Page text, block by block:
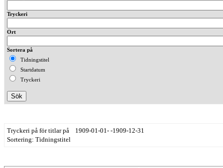
Tryckeri
Ort
Sortera på
Tidningstitel
Startdatum
Tryckeri
Tryckeri på för titlar på 1909-01-01- -1909-12-31
Sortering: Tidningstitel